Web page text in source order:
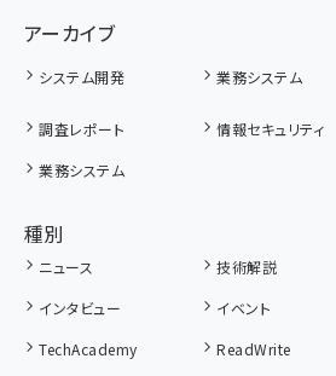
アーカイブ
システム開発 業務システム
調査レポート
情報セキュリティ
業務システム
種別
ニュース 技術解説
インタビュー
イベント
TechAcademy
ReadWrite